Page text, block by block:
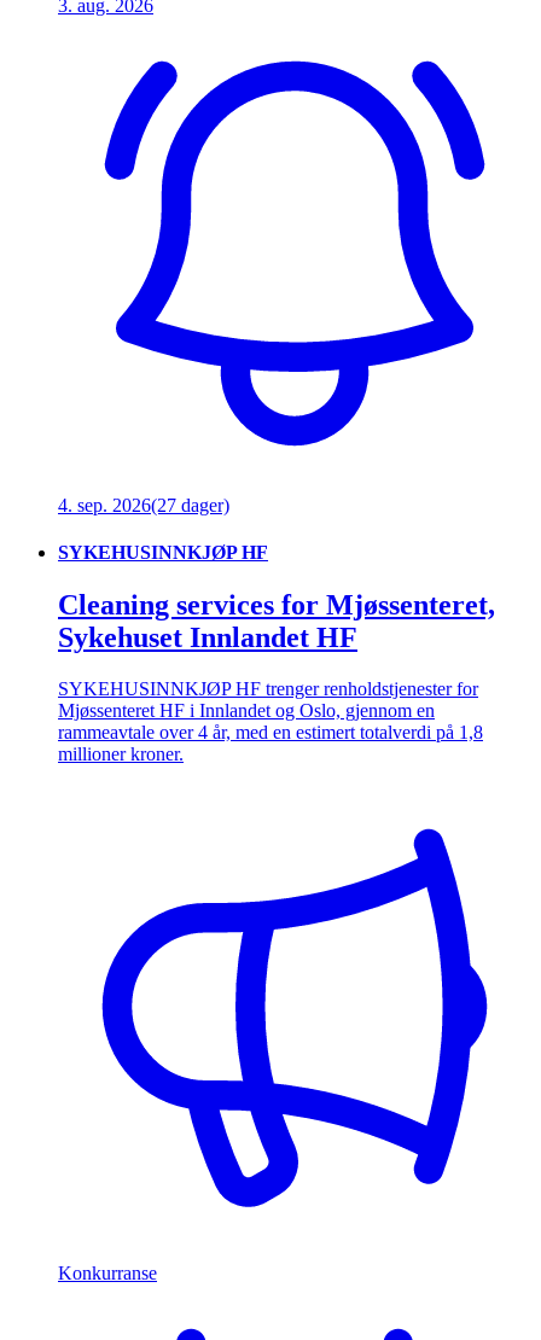
3. aug. 2026
4. sep. 2026(27 dager)
SYKEHUSINNKJØP HF
Cleaning services for Mjøssenteret,
Sykehuset Innlandet HF
SYKEHUSINNKJØP HF trenger renholdstjenester for
Mjøssenteret HF i Innlandet og Oslo, gjennom en
rammeavtale over 4 år, med en estimert totalverdi på 1,8
millioner kroner.
Konkurranse